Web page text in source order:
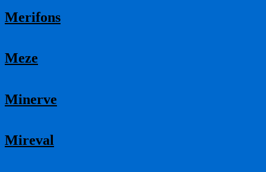
Merifons
Meze
Minerve
Mireval